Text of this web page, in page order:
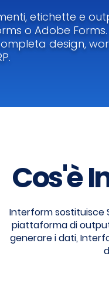
etichette e
o Adobe Forms.
design,
Cos'è
Interform sostituisce
piattaforma di output
generare i dati,